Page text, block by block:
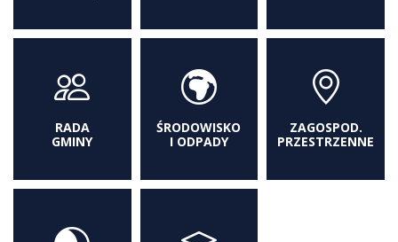
RADA
GMINY
ŚRODOWISKO
I ODPADY
ZAGOSPOD.
PRZESTRZENNE